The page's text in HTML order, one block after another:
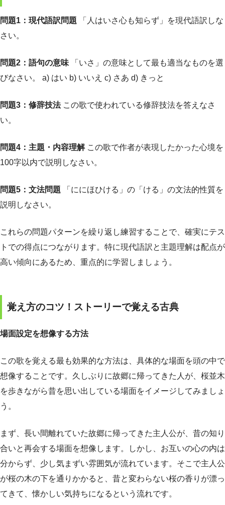
問題1：現代語訳問題 「人はいさ心も知らず」を現代語訳しな
さい。
問題2：語句の意味 「いさ」の意味として最も適当なものを選
びなさい。 a) はい b) いいえ c) さあ d) きっと
問題3：修辞技法この歌で使われている修辞技法を答えなさ
い。
問題4：主題・内容理解この歌で作者が表現したかった心境を
100字以内で説明しなさい。
問題5：文法問題 「ににほひける」の「ける」の文法的性質を
説明しなさい。
これらの問題パターンを繰り返し練習することで、確実にテス
トでの得点につながります。特に現代語訳と主題理解は配点が
高い傾向にあるため、重点的に学習しましょう。
覚え方のコツ！ストーリーで覚える古典
場面設定を想像する方法
この歌を覚える最も効果的な方法は、具体的な場面を頭の中で
想像することです。久しぶりに故郷に帰ってきた人が、桜並木
を歩きながら昔を思い出している場面をイメージしてみましょ
う。
まず、長い間離れていた故郷に帰ってきた主人公が、昔の知り
合いと再会する場面を想像します。しかし、お互いの心の内は
分からず、少し気まずい雰囲気が流れています。そこで主人公
が桜の木の下を通りかかると、昔と変わらない桜の香りが漂っ
てきて、懐かしい気持ちになるという流れです。